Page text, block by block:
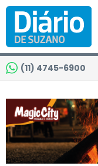
(11) 4745-6900